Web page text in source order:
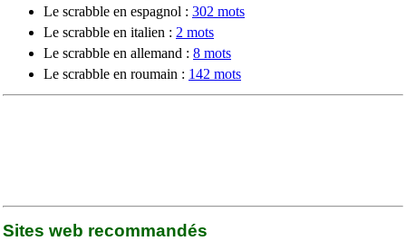
Le scrabble en espagnol : 302 mots
Le scrabble en italien : 2 mots
Le scrabble en allemand : 8 mots
Le scrabble en roumain : 142 mots
Sites web recommandés